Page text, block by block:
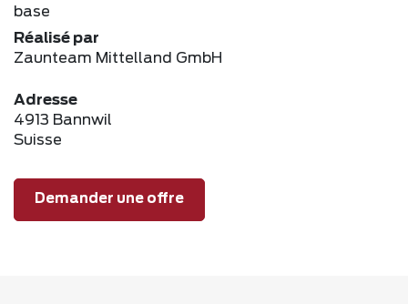
base
Réalisé par
Zaunteam Mittelland GmbH
Adresse
4913 Bannwil
Suisse
Demander une offre